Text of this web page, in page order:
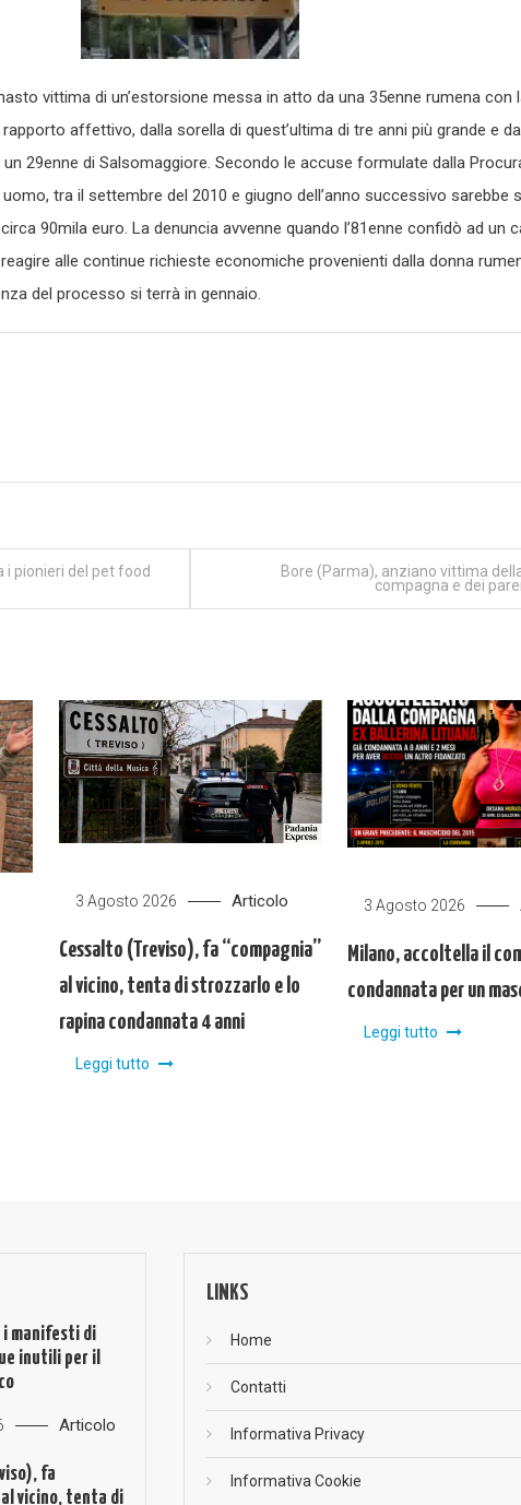
vittima di un’estorsione messa in atto da una 35enne rumena con
affettivo, dalla sorella di quest’ultima di tre anni più grande e
29enne di Salsomaggiore. Secondo le accuse formulate dalla
uomo, tra il settembre del 2010 e giugno dell’anno successivo sarebbe
90mila euro. La denuncia avvenne quando l’81enne confidò ad un
alle continue richieste economiche provenienti dalla donna
del processo si terrà in gennaio.
i pionieri del pet food
Bore (Parma), anziano vittima
compagna e dei
3 Agosto 2026 Articolo
Cessalto (Treviso), fa “compagnia”
al vicino, tenta di strozzarlo e lo
rapina condannata 4 anni
Leggi tutto
3 Agosto 2026
Milano, accoltella il
condannata per un
Leggi tutto
i manifesti di
inutili per il
Articolo
fa
vicino, tenta di
LINKS
Home
Contatti
Informativa Privacy
Informativa Cookie